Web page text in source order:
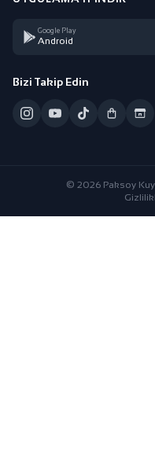
Google Play
Android
Bizi Takip Edin
© 2026 Paksoy
Gizlilik